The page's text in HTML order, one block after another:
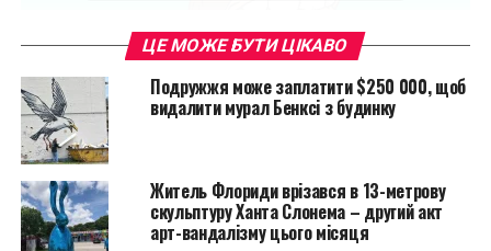
Bored Ape Yacht Club, #9410, 2021. Джерело: OPENSEA
ЦЕ МОЖЕ БУТИ ЦІКАВО
Подружжя може заплатити $250 000, щоб
видалити мурал Бенксі з будинку
Житель Флориди врізався в 13-метрову
скульптуру Ханта Слонема – другий акт
арт-вандалізму цього місяця